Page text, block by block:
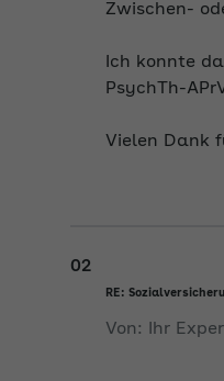
Zwischen-
Ich konnte
PsychTh-
Vielen Dank
02
RE:
Von: Ihr